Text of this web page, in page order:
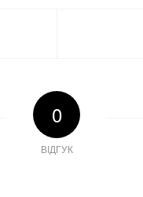
0
ВІДГУК